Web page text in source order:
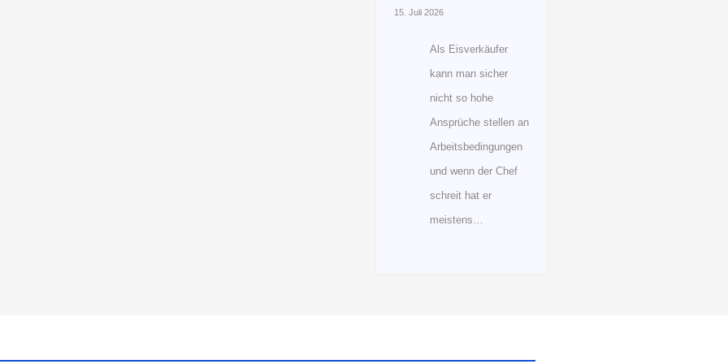
15. Juli 2026
Als Eisverkäufer
kann man sicher
nicht so hohe
Ansprüche stellen an
Arbeitsbedingungen
und wenn der Chef
schreit hat er
meistens…